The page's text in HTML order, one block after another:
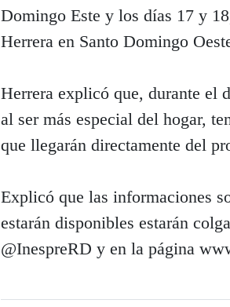
Domingo Este y los días 17 y
Herrera en Santo Domingo
Herrera explicó que, durante el
al ser más especial del hogar,
que llegarán directamente del
Explicó que las informaciones
estarán disponibles estarán
@InespreRD y en la página